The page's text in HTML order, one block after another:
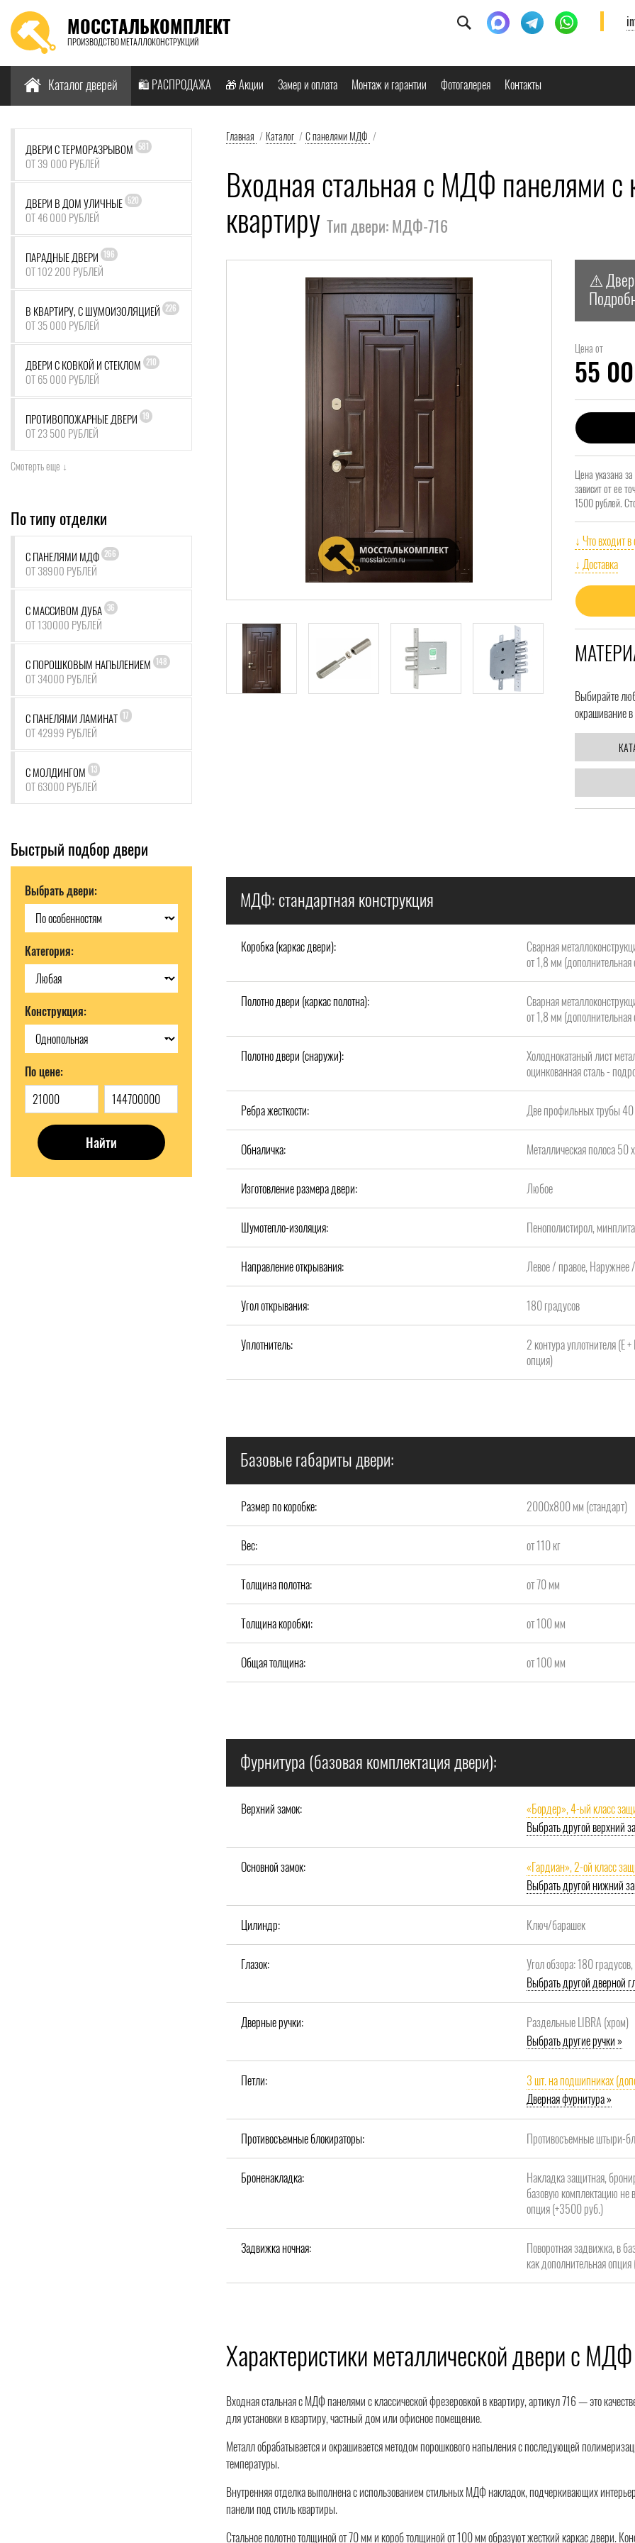
МОССТАЛЬКОМПЛЕКТ
ПРОИЗВОДСТВО МЕТАЛЛОКОНСТРУКЦИЙ
Каталог дверей 🛍️ РАСПРОДАЖА 🎁 Акции Замер и оплата Монтаж и гарантии Фотогалерея Контакты
ДВЕРИ С ТЕРМОРАЗРЫВОМ 581
ОТ 39 000 РУБЛЕЙ
ДВЕРИ В ДОМ УЛИЧНЫЕ 520
ОТ 46 000 РУБЛЕЙ
ПАРАДНЫЕ ДВЕРИ 196
ОТ 102 200 РУБЛЕЙ
В КВАРТИРУ, С ШУМОИЗОЛЯЦИЕЙ 226
ОТ 35 000 РУБЛЕЙ
ДВЕРИ С КОВКОЙ И СТЕКЛОМ 210
ОТ 65 000 РУБЛЕЙ
ПРОТИВОПОЖАРНЫЕ ДВЕРИ 19
ОТ 23 500 РУБЛЕЙ
Смотерть еще ↓
По типу отделки
С ПАНЕЛЯМИ МДФ 266
ОТ 38900 РУБЛЕЙ
С МАССИВОМ ДУБА 36
ОТ 130000 РУБЛЕЙ
С ПОРОШКОВЫМ НАПЫЛЕНИЕМ 148
ОТ 34000 РУБЛЕЙ
С ПАНЕЛЯМИ ЛАМИНАТ 17
ОТ 42999 РУБЛЕЙ
С МОЛДИНГОМ 13
ОТ 63000 РУБЛЕЙ
Быстрый подбор двери
Выбрать двери:
Категория:
Конструкция:
По цене:
Найти
Главная / Каталог /С панелями МДФ /
Входная стальная с МДФ панелями с
квартиру Тип двери: МДФ-716
⚠️
Цена от
55
Цена указана
зависит от ее
1500 рублей.
↓ Что входит в
↓ Доставка
Выбирайте
окрашивание
МДФ: стандартная конструкция
Коробка (каркас двери):
Сварная
от 1,8 мм
Полотно двери (каркас полотна):
Сварная
от 1,8 мм
Полотно двери (снаружи):
Холоднокатаный лист
оцинкованная сталь -
Ребра жесткости: Две профильных трубы
Обналичка: Металлическая полоса 50
Изготовление размера двери: Любое
Шумотепло-изоляция: Пенополистирол, минплита
Направление открывания: Левое / правое, Наружнее
Угол открывания: 180 градусов
Уплотнитель:
2 контура уплотнителя (Е
опция)
Базовые габариты двери:
Размер по коробке: 2000x800 мм (стандарт)
Вес: от 110 кг
Толщина полотна: от 70 мм
Толщина коробки: от 100 мм
Общая толщина: от 100 мм
Фурнитура (базовая комплектация двери):
Верхний замок:
«Бордер», 4-ый класс
Выбрать другой верхний
Основной замок:
«Гардиан», 2-ой класс
Выбрать другой нижний
Цилиндр: Ключ/барашек
Глазок:
Угол обзора: 180
Выбрать другой дверной
Дверные ручки:
Раздельные LIBRA (хром)
Выбрать другие ручки »
Петли:
3 шт. на подшипниках
Дверная фурнитура »
Противосъемные блокираторы: Противосъемные штыри-
Броненакладка:
Накладка защитная,
базовую комплектацию не
опция (+3500 руб.)
Задвижка ночная:
Поворотная задвижка, в
как дополнительная
Характеристики металлической двери с
Входная стальная с МДФ панелями с классической фрезеровкой в квартиру, артикул 716 — это
для установки в квартиру, частный дом или офисное помещение.
Металл обрабатывается и окрашивается методом порошкового напыления с последующей
температуры.
Внутренняя отделка выполнена с использованием стильных МДФ накладок, подчеркивающих
панели под стиль квартиры.
Стальное полотно толщиной от 70 мм и короб толщиной от 100 мм образуют жесткий каркас двери.